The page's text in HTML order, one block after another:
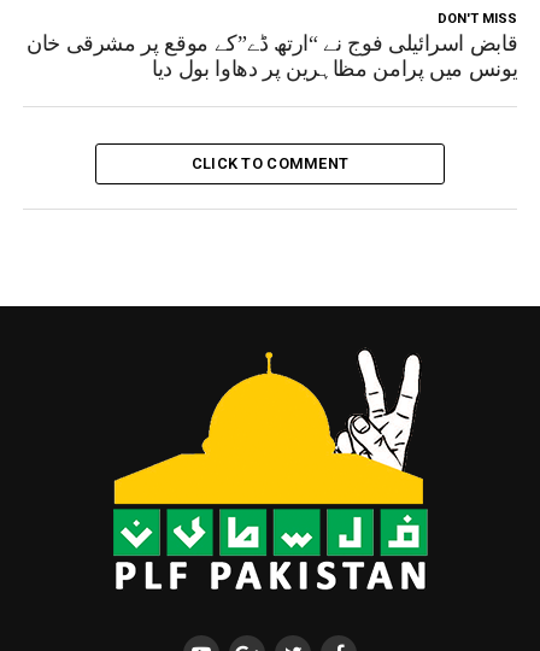
DON'T MISS
قابض اسرائیلی فوج نے “ارتھ ڈے”کے موقع پر مشرقی خان
یونس میں پرامن مظاہرین پر دھاوا بول دیا
CLICK TO COMMENT